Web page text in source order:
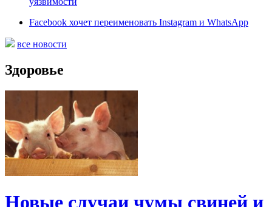
Facebook хочет переименовать Instagram и WhatsApp
все новости
Здоровье
Новые случаи чумы свиней и